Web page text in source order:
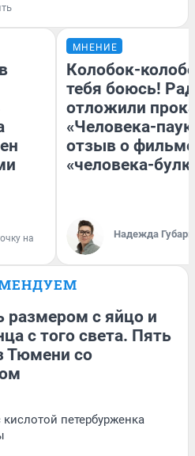
на
МНЕНИЕ
Колобок-
тебя боюсь!
отложили
«Человека-
отзыв о
«человека-
Надежда Губарь
размером с яйцо и
с того света. Пять
Тюмени со
петербурженка